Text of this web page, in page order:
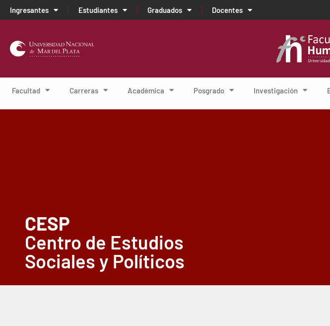
Ingresantes Estudiantes Graduados Docentes
Facultad Carreras Académica Posgrado Investigación
CESP
Centro de Estudios
Sociales y Políticos